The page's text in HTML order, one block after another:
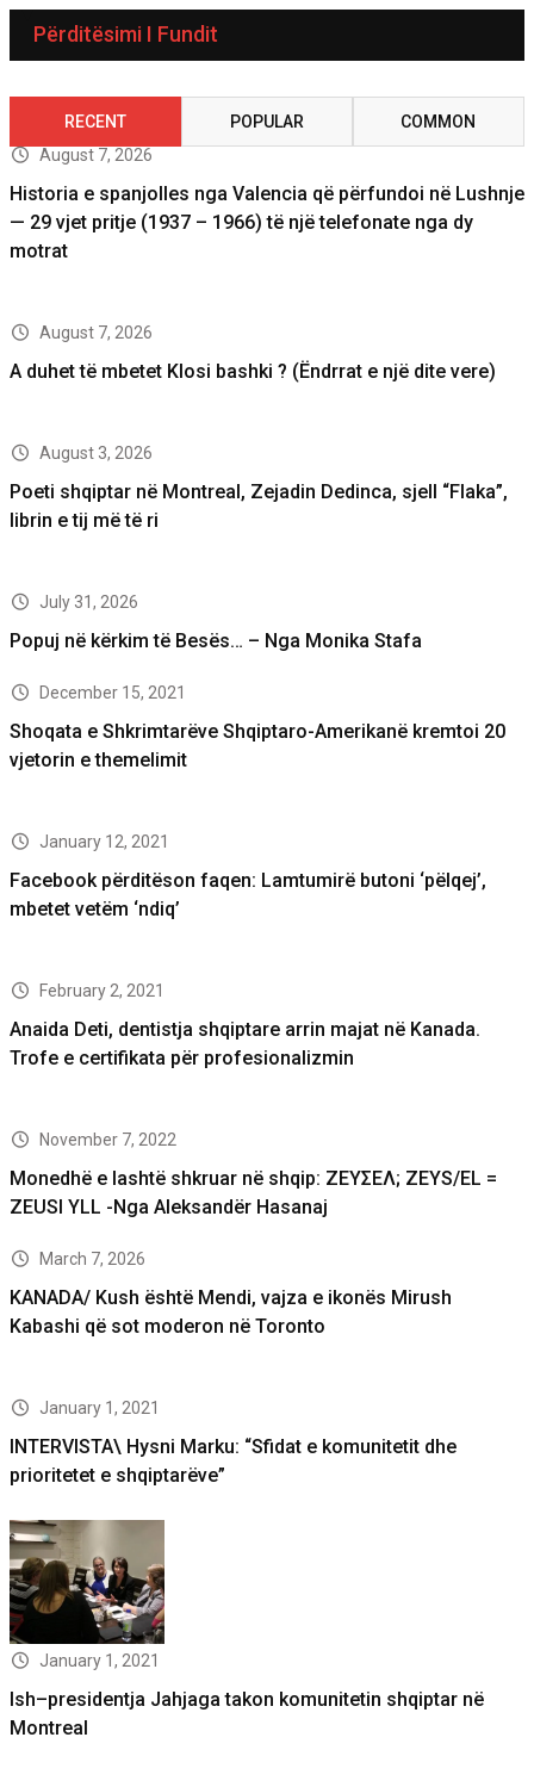
Përditësimi I Fundit
RECENT POPULAR
COMMON
August 7, 2026
Historia e spanjolles nga Valencia që përfundoi në Lushnje
— 29 vjet pritje (1937 – 1966) të një telefonate nga dy
motrat
August 7, 2026
A duhet të mbetet Klosi bashki ? (Ëndrrat e një dite vere)
August 3, 2026
Poeti shqiptar në Montreal, Zejadin Dedinca, sjell “Flaka”,
librin e tij më të ri
July 31, 2026
Popuj në kërkim të Besës… – Nga Monika Stafa
December 15, 2021
Shoqata e Shkrimtarëve Shqiptaro-Amerikanë kremtoi 20
vjetorin e themelimit
January 12, 2021
Facebook përditëson faqen: Lamtumirë butoni ‘pëlqej’,
mbetet vetëm ‘ndiq’
February 2, 2021
Anaida Deti, dentistja shqiptare arrin majat në Kanada.
Trofe e certifikata për profesionalizmin
November 7, 2022
Monedhë e lashtë shkruar në shqip: ΖΕΥΣΕΛ; ZEYS/EL =
ZEUSI YLL -Nga Aleksandër Hasanaj
March 7, 2026
KANADA/ Kush është Mendi, vajza e ikonës Mirush
Kabashi që sot moderon në Toronto
January 1, 2021
INTERVISTA\ Hysni Marku: “Sfidat e komunitetit dhe
prioritetet e shqiptarëve”
January 1, 2021
Ish–presidentja Jahjaga takon komunitetin shqiptar në
Montreal